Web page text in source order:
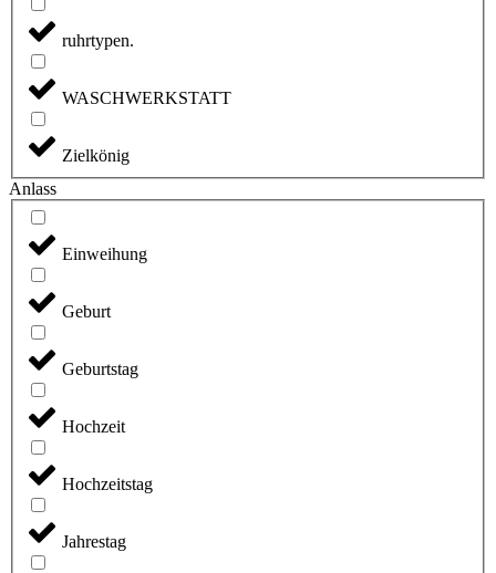
ruhrtypen.
WASCHWERKSTATT
Zielkönig
Anlass
Einweihung
Geburt
Geburtstag
Hochzeit
Hochzeitstag
Jahrestag